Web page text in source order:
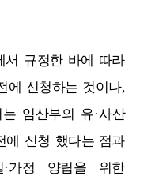
서 규정한 바에 따라
에 신청하는 것이나,
는 임산부의 유·사산
에 신청 했다는 점과
·가정 양립을 위한